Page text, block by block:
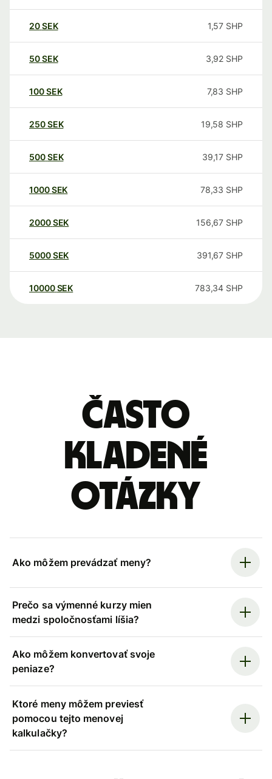
20SEK 1,57 SHP
50SEK 3,92 SHP
100SEK 7,83 SHP
250SEK 19,58 SHP
500SEK 39,17 SHP
1000SEK 78,33 SHP
2000SEK 156,67 SHP
5000SEK 391,67 SHP
10000 SEK 783,34 SHP
Často
kladené
otázky
Ako môžem prevádzať meny?
Prečo sa výmenné kurzy mien
medzi spoločnosťami líšia?
Ako môžem konvertovať svoje
peniaze?
Ktoré meny môžem previesť
pomocou tejto menovej
kalkulačky?